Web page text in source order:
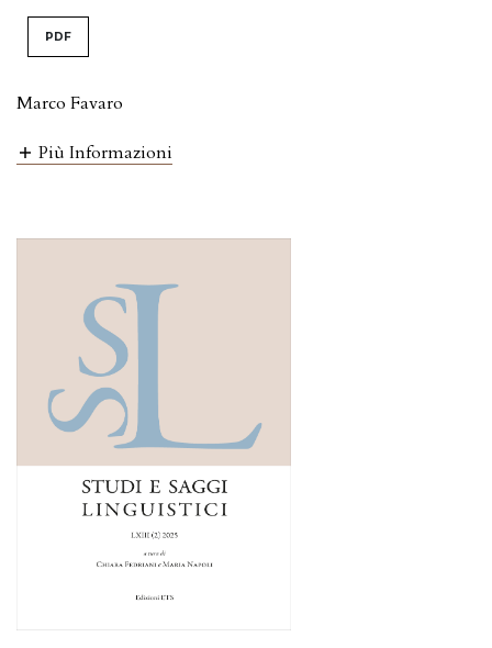
PDF
Marco Favaro
Più Informazioni